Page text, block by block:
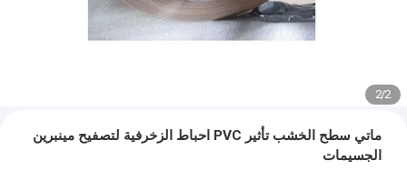
2
/
2
ماتي سطح الخشب تأثير PVC احباط الزخرفية لتصفيح مينبرين
الجسيمات